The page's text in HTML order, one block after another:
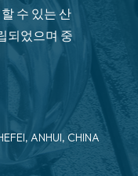
수 있는 산
되었으며 중
ANHUI, CHINA